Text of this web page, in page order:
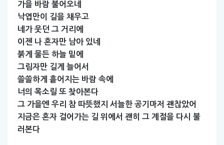
가을 바람 불어오네
낙엽만이
길을 채우고
네가 웃던 그 거리에
이젠 나 혼자만 남아 있네
붉게 물든 하늘 밑에
그림자만 길게 늘어서
쓸쓸하게 흩어지는 바람 속에
너의 목소릴 또 찾아본다
그 가을엔 우리 참 따뜻했지 서늘한 공기마저 괜찮았어
지금은 혼자 걸어가는 길 위에서 괜히 그 계절을 다시
불
러본다